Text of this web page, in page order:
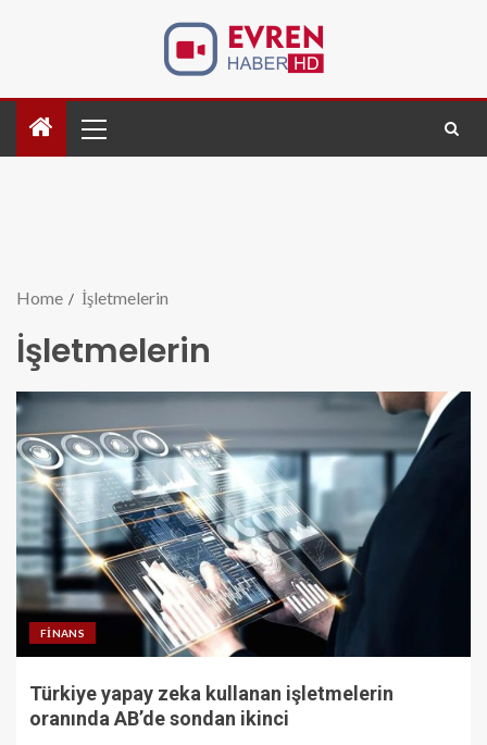
Home İşletmelerin
İşletmelerin
FINANS
Türkiye yapay zeka kullanan işletmelerin
oranında AB’de sondan ikinci